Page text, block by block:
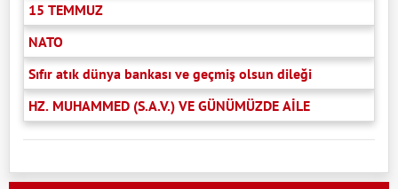
15 TEMMUZ
NATO
Sıfır atık dünya bankası ve geçmiş olsun dileği
HZ. MUHAMMED (S.A.V.) VE GÜNÜMÜZDE AİLE